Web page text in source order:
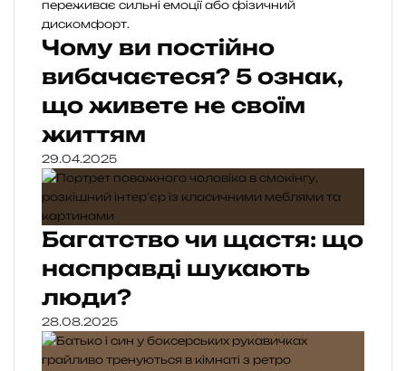
Чому ви постійно
вибачаєтеся? 5 ознак,
що живете не своїм
життям
29.04.2025
Багатство чи щастя: що
насправді шукають
люди?
28.08.2025